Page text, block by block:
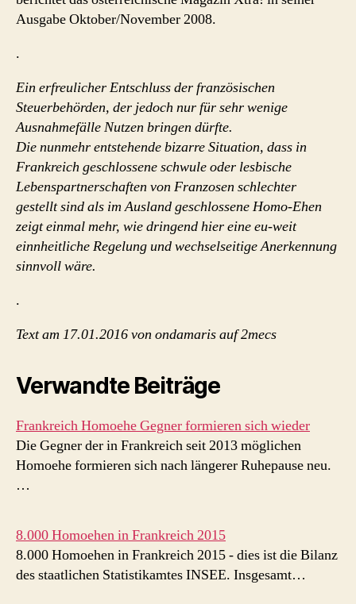
Ausgabe Oktober/November 2008.
.
Ein erfreulicher Entschluss der französischen
Steuerbehörden, der jedoch nur für sehr wenige
Ausnahmefälle Nutzen bringen dürfte.
Die nunmehr entstehende bizarre Situation, dass in
Frankreich geschlossene schwule oder lesbische
Lebenspartnerschaften von Franzosen schlechter
gestellt sind als im Ausland geschlossene Homo-Ehen
zeigt einmal mehr, wie dringend hier eine eu-weit
einnheitliche Regelung und wechselseitige Anerkennung
sinnvoll wäre.
.
Text am 17.01.2016 von ondamaris auf 2mecs
Verwandte Beiträge
Frankreich Homoehe Gegner formieren sich wieder
Die Gegner der in Frankreich seit 2013 möglichen
Homoehe formieren sich nach längerer Ruhepause neu.
…
8.000 Homoehen in Frankreich 2015
8.000 Homoehen in Frankreich 2015 - dies ist die Bilanz
des staatlichen Statistikamtes INSEE. Insgesamt…